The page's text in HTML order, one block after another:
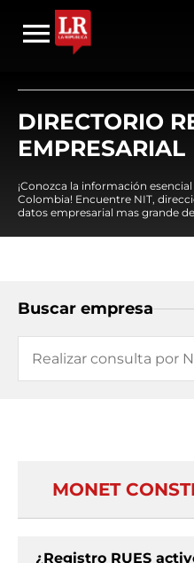
DIRECTORIO
EMPRESARIAL
¡Conozca la información
Colombia! Encuentre NIT,
datos empresarial mas grande
Buscar empresa
MONET
¿Registro RUES